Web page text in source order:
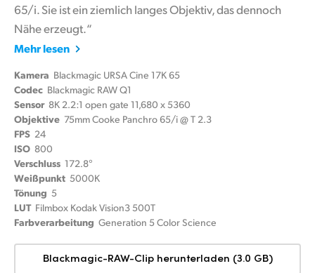
65/i. Sie ist ein ziemlich langes Objektiv, das dennoch
Nähe erzeugt.“
Mehr lesen
Kamera Blackmagic URSA Cine 17K 65
Codec Blackmagic RAW Q1
Sensor 8K 2.2:1 open gate 11,680 x 5360
Objektive 75mm Cooke Panchro 65/i @ T 2.3
FPS 24
ISO 800
Verschluss 172.8°
Weißpunkt 5000K
Tönung 5
LUT Filmbox Kodak Vision3 500T
Farbverarbeitung Generation 5 Color Science
Blackmagic-RAW-Clip herunterladen (3.0 GB)